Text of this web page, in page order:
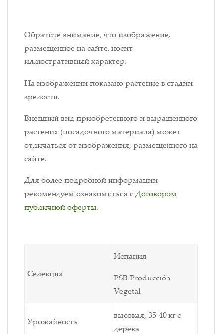
Обратите внимание, что изображение,
размещенное на сайте, носит
иллюстративный характер.
На изображении показано растение в стадии
зрелости.
Внешний вид приобретенного и выращенного
растения (посадочного материала) может
отличаться от изображения, размещенного на
сайте.
Для более подробной информации
рекомендуем ознакомиться сДоговором
публичной оферты.
Селекция
Испания
PSB Producción
Vegetal
Урожайность
высокая, 35-40 кг с
дерева